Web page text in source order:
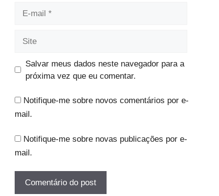
Salvar meus dados neste navegador para a
próxima vez que eu comentar.
Notifique-me sobre novos comentários por e-
mail.
Notifique-me sobre novas publicações por e-
mail.